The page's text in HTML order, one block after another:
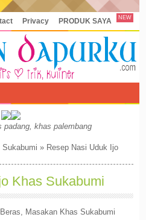
Privacy PRODUK SAYA NEW
padang, khas palembang
Sukabumi » Resep Nasi Uduk Ijo
Khas Sukabumi
Beras Masakan Khas Sukabumi